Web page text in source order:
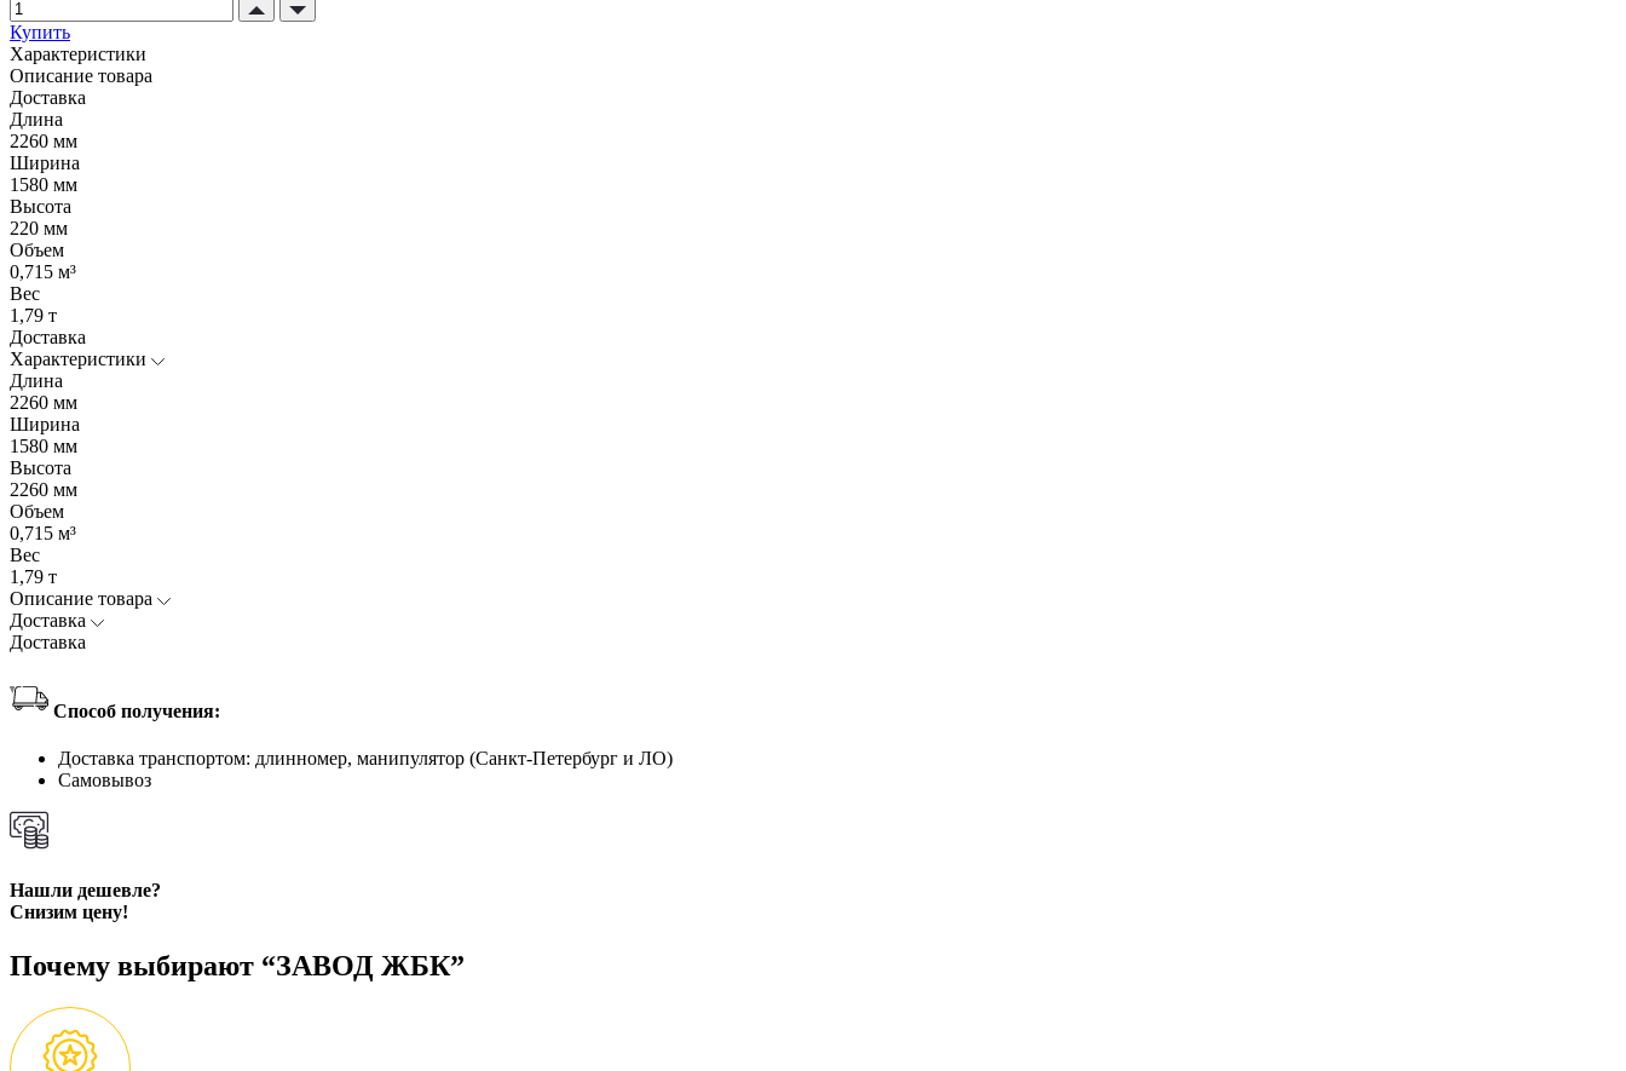
Купить
Характеристики
Описание товара
Доставка
Длина
2260 мм
Ширина
1580 мм
Высота
220 мм
Объем
0,715 м³
Вес
1,79 т
Доставка
Характеристики
Длина
2260 мм
Ширина
1580 мм
Высота
2260 мм
Объем
0,715 м³
Вес
1,79 т
Описание товара
Доставка
Доставка
Способ получения:
Доставка транспортом: длинномер, манипулятор (Санкт-Петербург и ЛО)
Самовывоз
Нашли дешевле?
Снизим цену!
Почему выбирают “ЗАВОД ЖБК”